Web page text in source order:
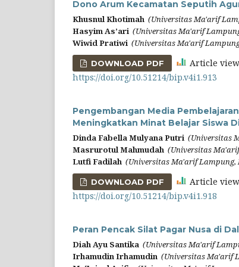
Dono Arum Kecamatan Seputih
Khusnul Khotimah (Universitas Ma'arif
Hasyim As’ari (Universitas Ma'arif
Wiwid Pratiwi (Universitas Ma'arif
DOWNLOAD PDF Article
https://doi.org/10.51214/bip.v4i1.913
Pengembangan Media
Meningkatkan Minat Belajar Siswa
Dinda Fabella Mulyana Putri (Universitas
Masrurotul Mahmudah (Universitas
Lutfi Fadilah (Universitas Ma'arif Lampung,
DOWNLOAD PDF Article
https://doi.org/10.51214/bip.v4i1.918
Peran Pencak Silat Pagar Nusa di
Diah Ayu Santika (Universitas Ma'arif
Irhamudin Irhamudin (Universitas Ma'arif